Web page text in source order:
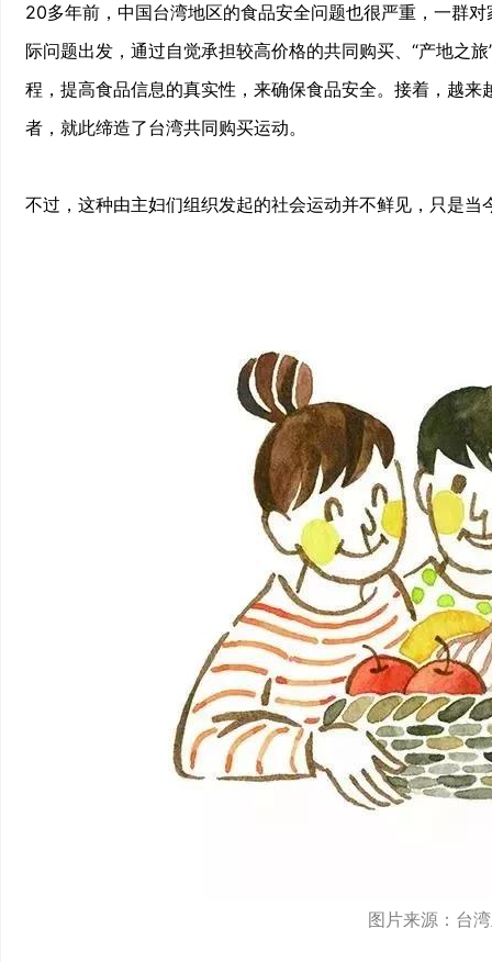
20多年前，中国台湾地区的食品安全问题也很严重，一群
际问题出发，通过自觉承担较高价格的共同购买、“产地之
程，提高食品信息的真实性，来确保食品安全。接着，越
者，就此缔造了台湾共同购买运动。
不过，这种由主妇们组织发起的社会运动并不鲜见，只是
图片来源：台